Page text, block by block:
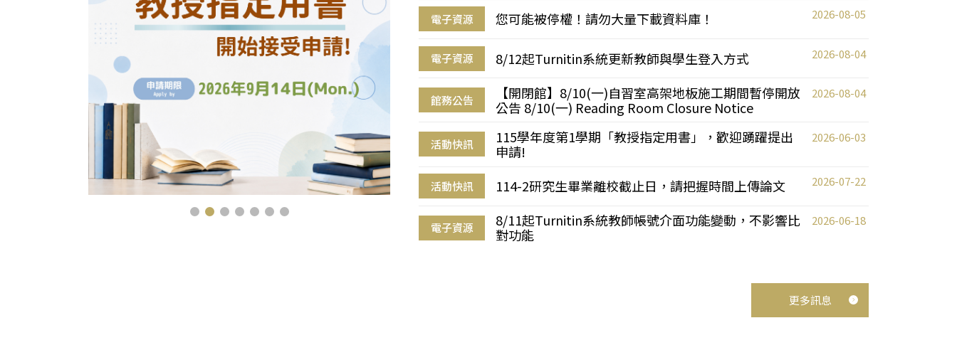
電子資源 您可能被停權！請勿大量下載資料庫！ 2026-08-05
電子資源 8/12起Turnitin系統更新教師與學生登入方式 2026-08-04
館務公告
【開閉館】8/10(一)自習室高架地板施工期間暫停開放
公告 8/10(一) Reading Room Closure Notice
2026-08-04
活動快訊
115學年度第1學期「教授指定用書」，歡迎踴躍提出
申請!
2026-06-03
活動快訊 114-2研究生畢業離校截止日，請把握時間上傳論文 2026-07-22
電子資源
8/11起Turnitin系統教師帳號介面功能變動，不影響比
對功能
2026-06-18
更多訊息